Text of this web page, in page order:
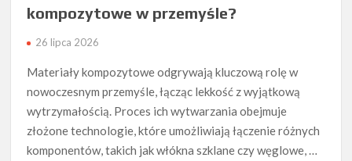
kompozytowe w przemyśle?
26 lipca 2026
Materiały kompozytowe odgrywają kluczową rolę w
nowoczesnym przemyśle, łącząc lekkość z wyjątkową
wytrzymałością. Proces ich wytwarzania obejmuje
złożone technologie, które umożliwiają łączenie różnych
komponentów, takich jak włókna szklane czy węglowe, …